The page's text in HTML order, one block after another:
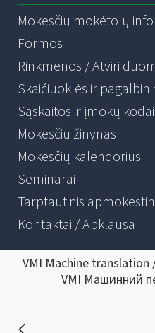
Mokesčių mokėtojų
Formos
Rinkmenos / Atviri
Skaičiuoklės ir
Sąskaitos ir įmokų kodai
Mokesčių žinynas
Mokesčių kalendorius
Seminarai
Tarptautinis
Kontaktai / Apklausa
VMI Machine
VMI Машинний